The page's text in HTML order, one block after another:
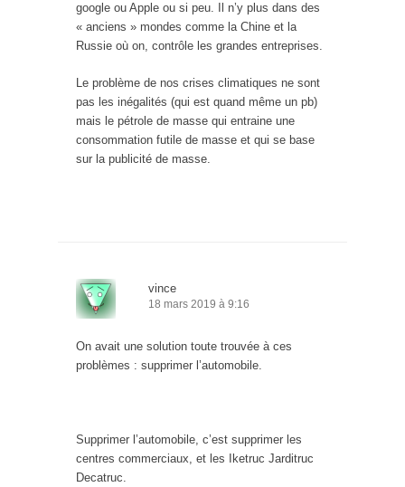
google ou Apple ou si peu. Il n’y plus dans des
« anciens » mondes comme la Chine et la
Russie où on, contrôle les grandes entreprises.
Le problème de nos crises climatiques ne sont
pas les inégalités (qui est quand même un pb)
mais le pétrole de masse qui entraine une
consommation futile de masse et qui se base
sur la publicité de masse.
vince
18 mars 2019 à 9:16
On avait une solution toute trouvée à ces
problèmes : supprimer l’automobile.
Supprimer l’automobile, c’est supprimer les
centres commerciaux, et les Iketruc Jarditruc
Decatruc.